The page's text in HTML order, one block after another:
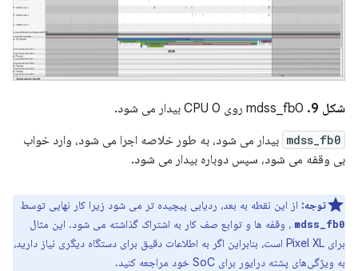
شکل 9.
mdss_fb0 بیدار می شود، به طور خلاصه اجرا می شود، وارد خواب
بی وقفه می شود، سپس دوباره بیدار می شود.
توجه: از این نقطه به بعد، ردیابی پیچیده تر می شود زیرا کار نهایی توسط
mdss_fb0 ، وقفه ها و توابع صف کار به اشتراک گذاشته می شود. این مثال
برای Pixel XL است، بنابراین اگر به اطلاعات دقیق برای دستگاه دیگری نیاز دارید،
به ویژگی‌های پشته درایور برای SoC خود مراجعه کنید.